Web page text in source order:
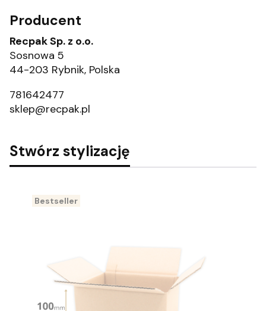
Producent
Recpak Sp. z o.o.
Sosnowa 5
44-203 Rybnik, Polska
781642477
sklep@recpak.pl
Stwórz stylizację
Bestseller